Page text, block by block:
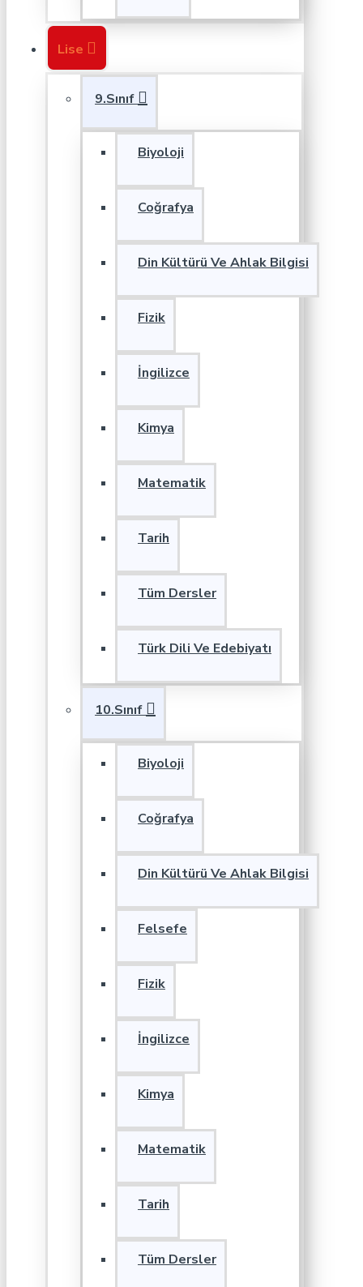
Lise
9.Sınıf
Biyoloji
Coğrafya
Din Kültürü Ve Ahlak Bilgisi
Fizik
İngilizce
Kimya
Matematik
Tarih
Tüm Dersler
Türk Dili Ve Edebiyatı
10.Sınıf
Biyoloji
Coğrafya
Din Kültürü Ve Ahlak Bilgisi
Felsefe
Fizik
İngilizce
Kimya
Matematik
Tarih
Tüm Dersler